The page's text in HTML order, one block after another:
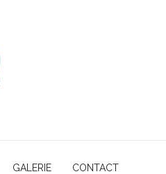
GALERIE CONTACT